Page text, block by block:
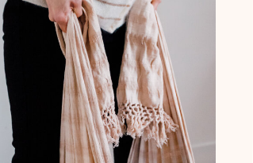
ÊTRE BERCÉE ET
ENVELOPPÉE
Les massages avec les rebozos sont
autant de moments pour prendre